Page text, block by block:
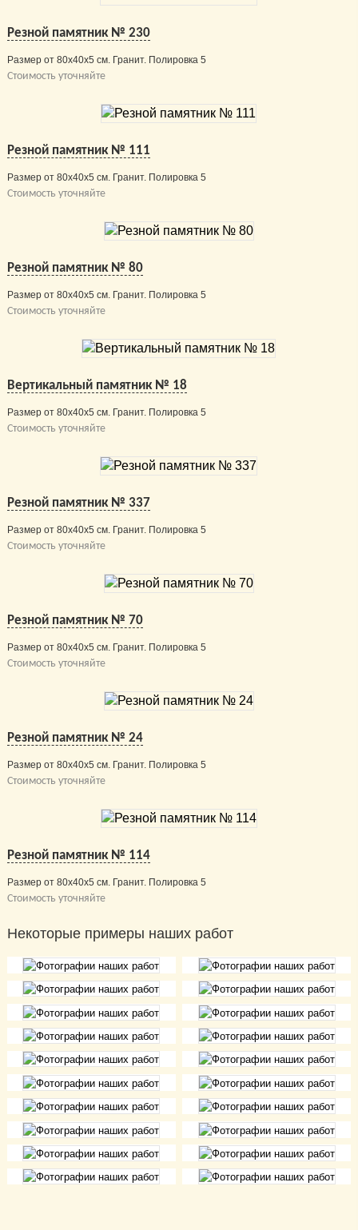
Резной памятник № 230
Размер от 80х40х5 см. Гранит. Полировка 5
Стоимость уточняйте
Резной памятник № 111
Размер от 80х40х5 см. Гранит. Полировка 5
Стоимость уточняйте
Резной памятник № 80
Размер от 80х40х5 см. Гранит. Полировка 5
Стоимость уточняйте
Вертикальный памятник № 18
Размер от 80х40х5 см. Гранит. Полировка 5
Стоимость уточняйте
Резной памятник № 337
Размер от 80х40х5 см. Гранит. Полировка 5
Стоимость уточняйте
Резной памятник № 70
Размер от 80х40х5 см. Гранит. Полировка 5
Стоимость уточняйте
Резной памятник № 24
Размер от 80х40х5 см. Гранит. Полировка 5
Стоимость уточняйте
Резной памятник № 114
Размер от 80х40х5 см. Гранит. Полировка 5
Стоимость уточняйте
Некоторые примеры наших работ